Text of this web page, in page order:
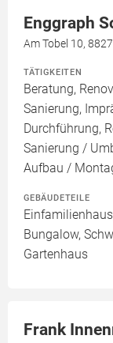
Enggraph
Am Tobel 10,
TÄTIGKEITEN
Beratung,
Sanierung,
Durchführung,
Sanierung /
Aufbau /
GEBÄUDETEILE
Bungalow,
Gartenhaus
Frank